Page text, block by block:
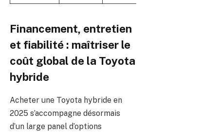
Financement, entretien
et fiabilité : maîtriser le
coût global de la Toyota
hybride
Acheter une Toyota hybride en
2025 s’accompagne désormais
d’un large panel d’options